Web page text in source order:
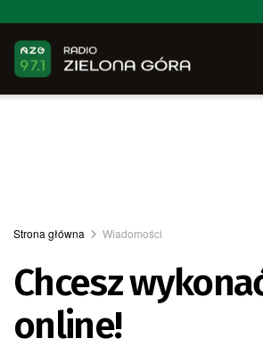
Strona główna Wiadomości
Chcesz
online!